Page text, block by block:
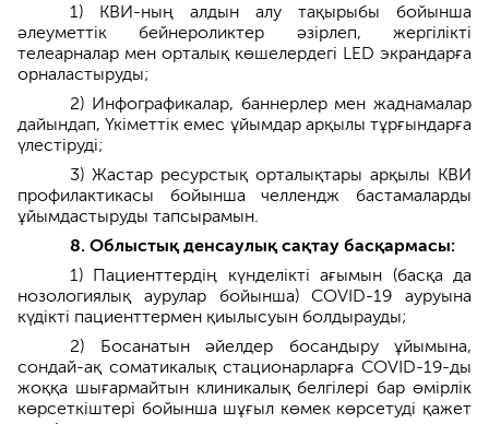
1) КВИ-ның алдын алу тақырыбы бойынша
әлеуметтік бейнероликтер әзірлеп, жергілікті
телеарналар мен орталық көшелердегі LED экрандарға
орналастыруды;
2) Инфографикалар, баннерлер мен жаднамалар
дайындап, Үкіметтік емес ұйымдар арқылы тұрғындарға
үлестіруді;
3) Жастар ресурстық орталықтары арқылы КВИ
профилактикасы бойынша челлендж бастамаларды
ұйымдастыруды тапсырамын.
8. Облыстық денсаулық сақтау басқармасы:
1) Пациенттердің күнделікті ағымын (басқа да
нозологиялық аурулар бойынша) COVID-19 ауруына
күдікті пациенттермен қиылысуын болдырауды;
2) Босанатын әйелдер босандыру ұйымына,
сондай-ақ соматикалық стационарларға COVID-19-ды
жоққа шығармайтын клиникалық белгілері бар өмірлік
көрсеткіштері бойынша шұғыл көмек көрсетуді қажет